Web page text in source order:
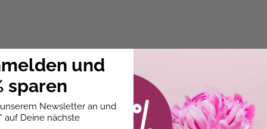
für die Allerkleinsten
unsere
und
sparen
Newsletter an und
* auf Deine nächste